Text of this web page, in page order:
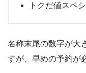
トクだ値スペ
名称末尾の数字が大
すが、早めの予約が